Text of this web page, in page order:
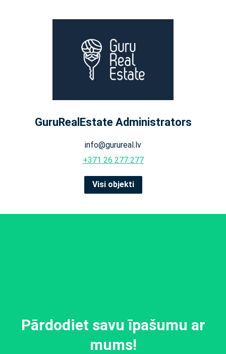
GuruRealEstate Administrators
info@gurureal.lv
+371 26 277 277
Visi objekti
Pārdodiet savu īpašumu ar
mums!